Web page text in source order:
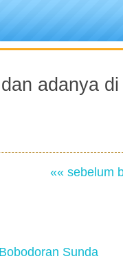
adanya
«« sebelum
Bobodoran Sunda